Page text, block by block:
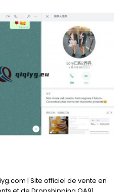
| Site officiel de vente en